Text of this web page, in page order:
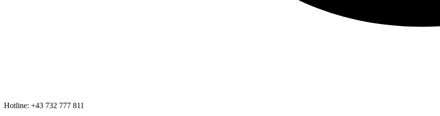
Hotline: +43 732 777 811